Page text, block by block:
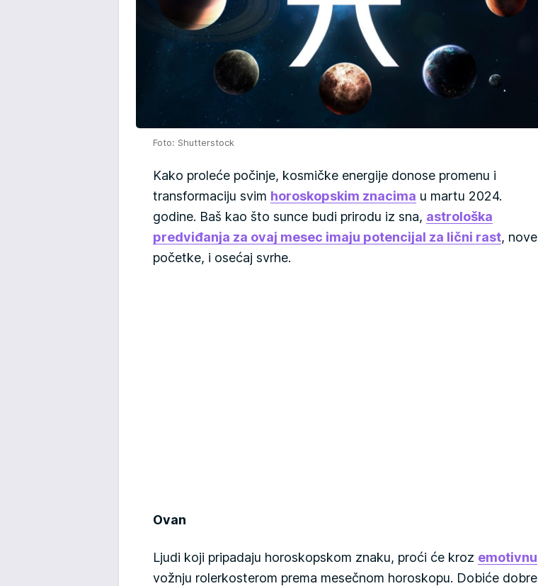
Foto: Shutterstock
Kako proleće počinje, kosmičke energije donose promenu i
transformaciju svim horoskopskim znacima u martu 2024.
godine. Baš kao što sunce budi prirodu iz sna, astrološka
predviđanja za ovaj mesec imaju potencijal za lični rast, nove
početke, i osećaj svrhe.
Ovan
Ljudi koji pripadaju horoskopskom znaku, proći će kroz emotivnu
vožnju rolerkosterom prema mesečnom horoskopu. Dobiće dobre